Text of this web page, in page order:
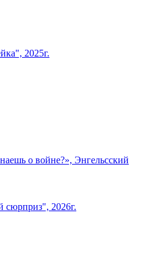
2025г.
о войне?», Энгельсский
сюрприз", 2026г.